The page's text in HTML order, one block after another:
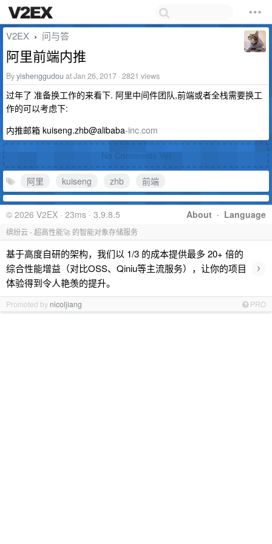
V2EX › 问与答
阿里前端内推
Byyishenggudou at Jan 26, 2017 · 2821 views
过年了 准备换工作的来看下. 阿里中间件团队,前端或者全栈需要换工
作的可以考虑下:
内推邮箱 kuiseng.zhb@alibaba-inc.com
No Comments Yet
阿里 kuiseng zhb 前端
About · Language
© 2026 V2EX · 23ms · 3.9.8.5
缤纷云 - 超高性能🚀 的智能对象存储服务
基于高度自研的架构，我们以 1/3 的成本提供最多 20+ 倍的
综合性能增益（对比OSS、Qiniu等主流服务），让你的项目
体验得到令人艳羡的提升。
›
Promoted by nicoljiang PRO